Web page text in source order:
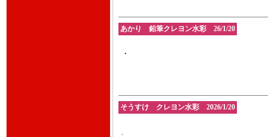
あかり 鉛筆クレヨン水彩 26/1/20
・
そうすけ クレヨン水彩 2026/1/20
.